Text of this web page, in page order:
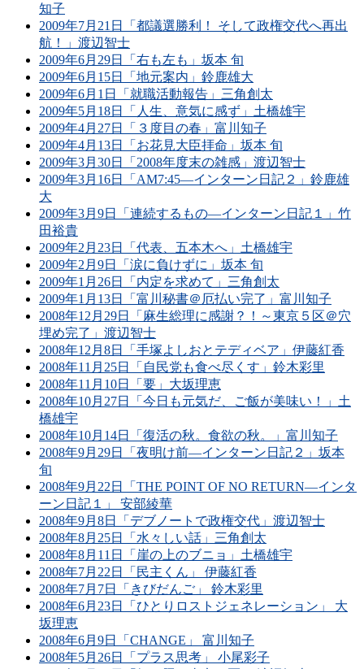
知子
2009年7月21日「都議選勝利！ そして政権交代へ再出
航！」渡辺智士
2009年6月29日「右も左も」坂本 旬
2009年6月15日「地元案内」鈴鹿雄大
2009年6月1日「就職活動報告」三角創太
2009年5月18日「人生、意気に感ず」土橋雄宇
2009年4月27日「３度目の春」富川知子
2009年4月13日「お花見大臣拝命」坂本 旬
2009年3月30日「2008年度末の雑感」渡辺智士
2009年3月16日「AM7:45―インターン日記２」鈴鹿雄
大
2009年3月9日「連続するもの―インターン日記１」竹
田裕貴
2009年2月23日「代表、五本木へ」土橋雄宇
2009年2月9日「涙に負けずに」坂本 旬
2009年1月26日「内定を求めて」三角創太
2009年1月13日「富川秘書＠厄払い完了」富川知子
2008年12月29日「麻生総理に感謝？！～東京５区＠穴
埋め完了」渡辺智士
2008年12月8日「手塚よしおとテディベア」伊藤紅香
2008年11月25日「自民党も食べ尽くす」鈴木彩里
2008年11月10日「要」大坂理恵
2008年10月27日「今日も元気だ、ご飯が美味い！」土
橋雄宇
2008年10月14日「復活の秋。食欲の秋。」富川知子
2008年9月29日「夜明け前―インターン日記２」坂本
旬
2008年9月22日「THE POINT OF NO RETURN―インタ
ーン日記１」 安部綾華
2008年9月8日「デブノートで政権交代」渡辺智士
2008年8月25日「水々しい話」三角創太
2008年8月11日「崖の上のブニョ」土橋雄宇
2008年7月22日「民主くん」 伊藤紅香
2008年7月7日「きびだんご」 鈴木彩里
2008年6月23日「ひとりロストジェネレーション」 大
坂理恵
2008年6月9日「CHANGE」 富川知子
2008年5月26日「プラス思考」 小尾彩子